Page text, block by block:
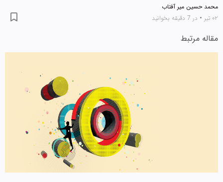
محمد حسین میر آفتاب
۰۲ تیر
• در 7 دقیقه بخوانید
مقاله مرتبط